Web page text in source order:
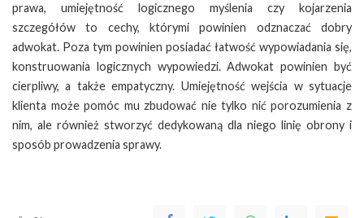
prawa, umiejętność logicznego myślenia czy kojarzenia
szczegółów to cechy, którymi powinien odznaczać dobry
adwokat. Poza tym powinien posiadać łatwość wypowiadania się,
konstruowania logicznych wypowiedzi. Adwokat powinien być
cierpliwy, a także empatyczny. Umiejętność wejścia w sytuacje
klienta może pomóc mu zbudować nie tylko nić porozumienia z
nim, ale również stworzyć dedykowaną dla niego linię obrony i
sposób prowadzenia sprawy.